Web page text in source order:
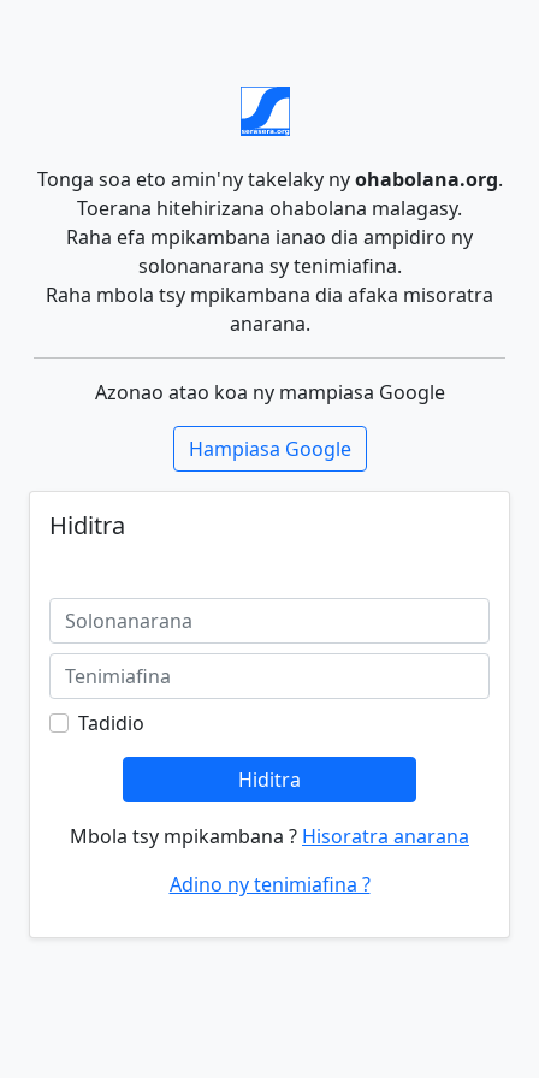
Tonga soa eto amin'ny takelaky nyohabolana.org.
Toerana hitehirizana ohabolana malagasy.
Raha efa mpikambana ianao dia ampidiro ny
solonanarana sy tenimiafina.
Raha mbola tsy mpikambana dia afaka misoratra
anarana.
Azonao atao koa ny mampiasa Google
Hampiasa Google
Hiditra
Tadidio
Hiditra
Mbola tsy mpikambana ? Hisoratra anarana
Adino ny tenimiafina ?